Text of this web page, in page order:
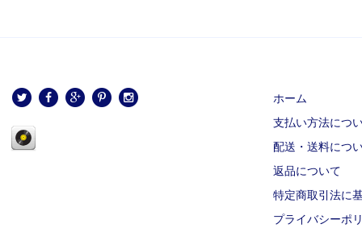
ホーム
支払い方法につ
配送・送料につ
返品について
特定商取引法に
プライバシーポ